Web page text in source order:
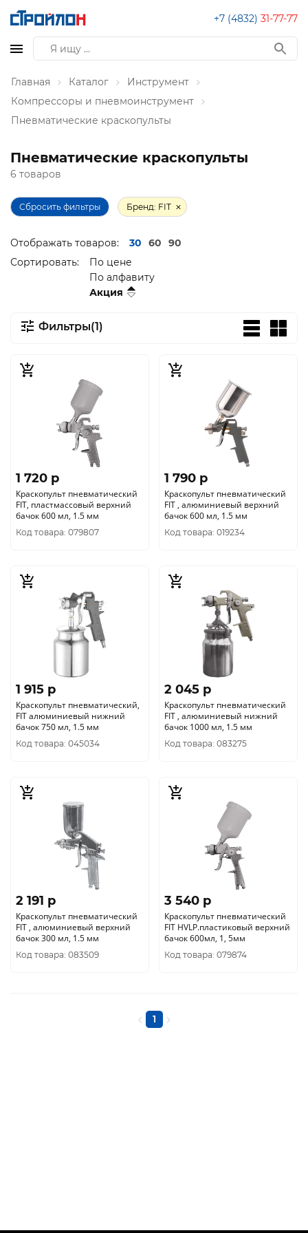
+7 (4832) 31-77-77
Главная Каталог
Инструмент
Компрессоры и пневмоинструмент
Пневматические краскопульты
Пневматические краскопульты
6 товаров
Сбросить фильтры Бренд: FIT
Отображать товаров: 30 60
90
Сортировать:
По цене
По алфавиту
Акция
Фильтры(1)
1 720 p
Краскопульт пневматический
FIT, пластмассовый верхний
бачок 600 мл, 1.5 мм
Код товара: 079807
1 790 p
Краскопульт пневматический
FIT , алюминиевый верхний
бачок 600 мл, 1.5 мм
Код товара: 019234
1 915 p
Краскопульт пневматический,
FIT алюминиевый нижний
бачок 750 мл, 1.5 мм
Код товара: 045034
2 045 p
Краскопульт пневматический
FIT , алюминиевый нижний
бачок 1000 мл, 1.5 мм
Код товара: 083275
2 191 p
Краскопульт пневматический
FIT , алюминиевый верхний
бачок 300 мл, 1.5 мм
Код товара: 083509
3 540 p
Краскопульт пневматический
FIT HVLP.пластиковый верхний
бачок 600мл, 1, 5мм
Код товара: 079874
1